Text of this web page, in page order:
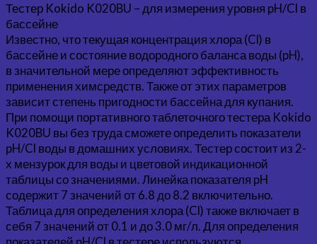
Тестер Kokido K020BU – для измерения уровня pH/Cl в
бассейне
Известно, что текущая концентрация хлора (Cl) в
бассейне и состояние водородного баланса воды (pH),
в значительной мере определяют эффективность
применения химсредств. Также от этих параметров
зависит степень пригодности бассейна для купания.
При помощи портативного таблеточного тестера Kokido
K020BU вы без труда сможете определить показатели
pH/Cl воды в домашних условиях. Тестер состоит из 2-
х мензурок для воды и цветовой индикационной
таблицы со значениями. Линейка показателя pH
содержит 7 значений от 6.8 до 8.2 включительно.
Таблица для определения хлора (Cl) также включает в
себя 7 значений от 0.1 и до 3.0 мг/л. Для определения